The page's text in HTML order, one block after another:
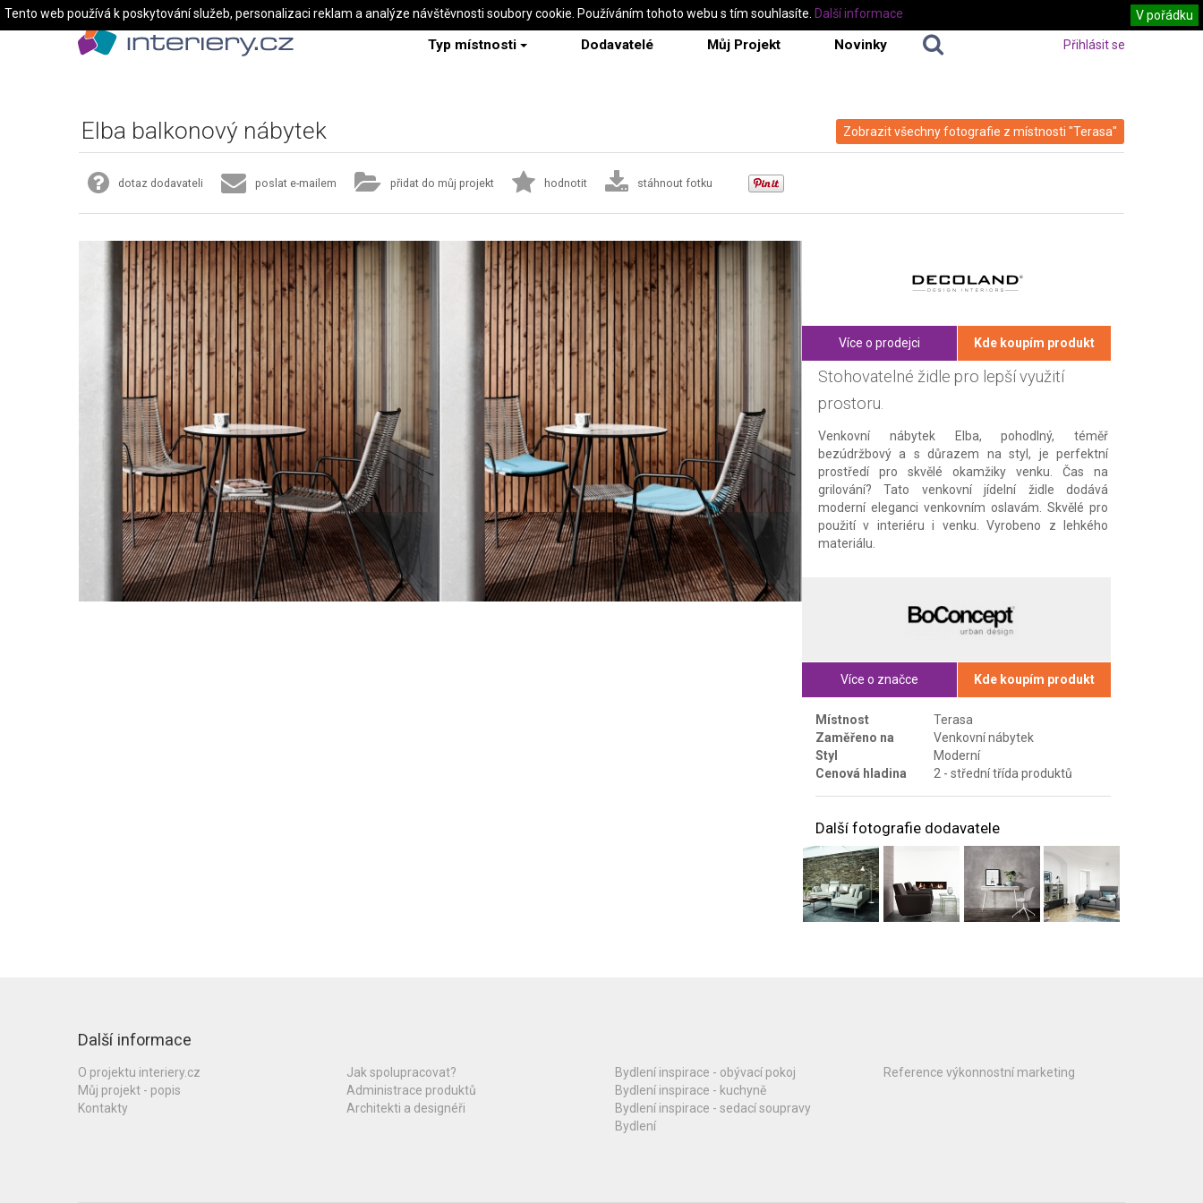
Typ místnosti Dodavatelé Můj Projekt Novinky Přihlásit se
Zobrazit všechny fotografie z místnosti "Terasa"
Elba balkonový nábytek
dotaz dodavateli poslat e-mailem přidat do můj projekt hodnotit stáhnout fotku
Více o prodejci Kde koupím produkt
Stohovatelné židle pro lepší využití
prostoru.
Venkovní nábytek Elba, pohodlný, téměř
bezúdržbový a s důrazem na styl, je perfektní
prostředí pro skvělé okamžiky venku. Čas na
grilování? Tato venkovní jídelní židle dodává
moderní eleganci venkovním oslavám. Skvělé pro
použití v interiéru i venku. Vyrobeno z lehkého
materiálu.
Více o značce Kde koupím produkt
Místnost
Terasa
Zaměřeno na
Venkovní nábytek
Styl
Moderní
Cenová hladina
2 - střední třída produktů
Další fotografie dodavatele
Další informace
O projektu interiery.cz
Můj projekt - popis
Kontakty
Jak spolupracovat?
Administrace produktů
Architekti a designéři
Bydlení inspirace - obývací pokoj
Bydlení inspirace - kuchyně
Bydlení inspirace - sedací soupravy
Bydlení
Reference výkonnostní marketing
Tento web používá k poskytování služeb, personalizaci reklam a analýze návštěvnosti soubory cookie. Používáním tohoto webu s tím souhlasíte. V pořádku
Další informace